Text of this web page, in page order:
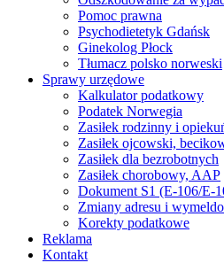
Pomoc prawna
Psychodietetyk Gdańsk
Ginekolog Płock
Tłumacz polsko norweski
Sprawy urzędowe
Kalkulator podatkowy
Podatek Norwegia
Zasiłek rodzinny i
Zasiłek ojcowski,
Zasiłek dla bezrobotnych
Zasiłek chorobowy, AAP
Dokument S1 (E-106/E-
Zmiany adresu i
Korekty podatkowe
Reklama
Kontakt